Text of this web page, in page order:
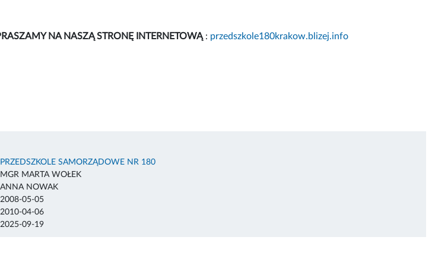
NA NASZĄ STRONĘ INTERNETOWĄ: przedszkole180krakow.blizej.info
PRZEDSZKOLE SAMORZĄDOWE NR 180
MGR MARTA WOŁEK
ANNA NOWAK
2008-05-05
2010-04-06
2025-09-19